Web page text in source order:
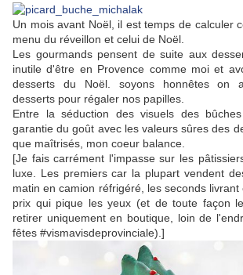
Un mois avant Noël, il est temps de calculer
menu du réveillon et celui de Noël.
Les gourmands pensent de suite aux
inutile d'être en Provence comme moi et
desserts du Noël. soyons honnêtes on
desserts pour régaler nos papilles.
Entre la séduction des visuels des
garantie du goût avec les valeurs sûres des
que maîtrisés, mon coeur balance.
[Je fais carrément l'impasse sur les
luxe. Les premiers car la plupart vendent
matin en camion réfrigéré, les seconds livrant
prix qui pique les yeux (et de toute façon
retirer uniquement en boutique, loin de
fêtes #vismavisdeprovinciale).]